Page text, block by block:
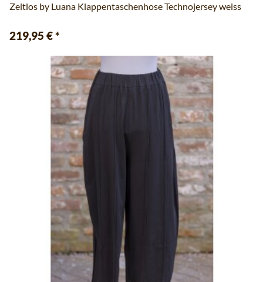
Zeitlos by Luana Klappentaschenhose Technojersey weiss
219,95 €*